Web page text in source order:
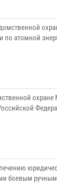
по атомной
охране
боевым